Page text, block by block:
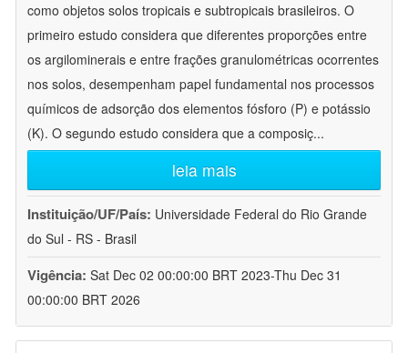
como objetos solos tropicais e subtropicais brasileiros. O
primeiro estudo considera que diferentes proporções entre
os argilominerais e entre frações granulométricas ocorrentes
nos solos, desempenham papel fundamental nos processos
químicos de adsorção dos elementos fósforo (P) e potássio
(K). O segundo estudo considera que a composiç...
leia mais
Instituição/UF/País: Universidade Federal do Rio Grande
do Sul - RS - Brasil
Vigência: Sat Dec 02 00:00:00 BRT 2023-Thu Dec 31
00:00:00 BRT 2026